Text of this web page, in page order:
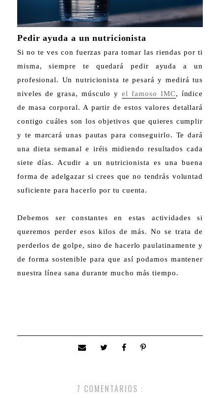
Pedir ayuda a un nutricionista
Si no te ves con fuerzas para tomar las riendas por ti
misma, siempre te quedará pedir ayuda a un
profesional. Un nutricionista te pesará y medirá tus
niveles de grasa, músculo yel famoso IMC, índice
de masa corporal. A partir de estos valores detallará
contigo cuáles son los objetivos que quieres cumplir
y te marcará unas pautas para conseguirlo. Te dará
una dieta semanal e iréis midiendo resultados cada
siete días. Acudir a un nutricionista es una buena
forma de adelgazar si crees que no tendrás voluntad
suficiente para hacerlo por tu cuenta.
Debemos ser constantes en estas actividades si
queremos perder esos kilos de más. No se trata de
perderlos de golpe, sino de hacerlo paulatinamente y
de forma sostenible para que así podamos mantener
nuestra línea sana durante mucho más tiempo.
7 COMENTARIOS :